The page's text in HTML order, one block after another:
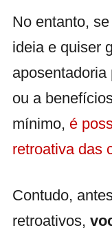
No entanto,
ideia e quiser
ou a
mínimo, é
retroativa das
Contudo,
retroativos,